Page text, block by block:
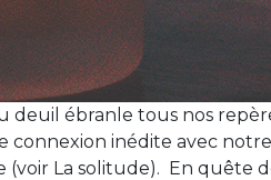
deuil ébranle tous nos
inédite avec
La solitude). En quête